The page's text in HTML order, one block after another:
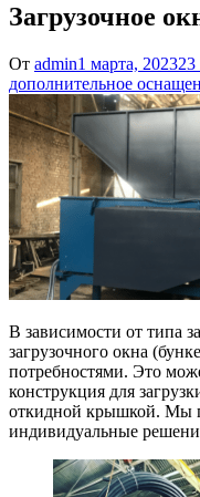
Загрузочное
От admin1 марта, 202323
дополнительное
В зависимости от типа
загрузочного окна
потребностями. Это
конструкция для
откидной крышкой. Мы
индивидуальные